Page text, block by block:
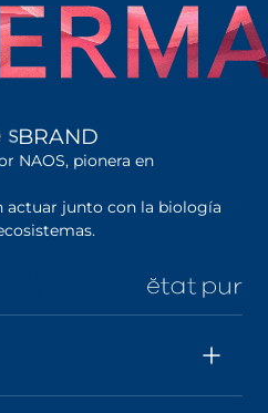
SE ABRE EN UNA
BRAND
NAOS, pionera en
actuar junto con la biología
pestaña nueva
se abre en una